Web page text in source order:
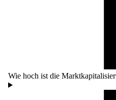
Wie hoch ist die